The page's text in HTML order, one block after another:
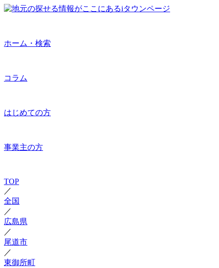
ホーム・検索
コラム
はじめての方
事業主の方
TOP
／
全国
／
広島県
／
尾道市
／
東御所町